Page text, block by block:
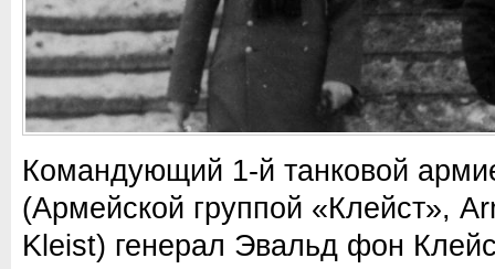
Командующий 1-й танковой
(Армейской группой «Клейст»,
Kleist) генерал Эвальд фон